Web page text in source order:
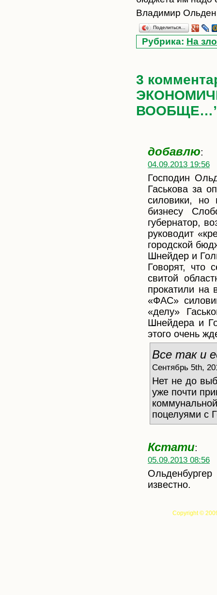
Владимир
Поделиться…
Рубрика: На
3
добавлю:
04.09.2013 19:56
Господин
Гаськова за
силовики, но
бизнесу
губернатор,
руководит
городской
Шнейдер и
Говорят, что
свитой
прокатили на
«ФАС»
«делу»
Шнейдера и
этого очень
Все так и
Сентябрь 5th,
Нет не до
уже почти
поцелуями с
Кстати:
05.09.2013 08:56
известно.
Copyright ©